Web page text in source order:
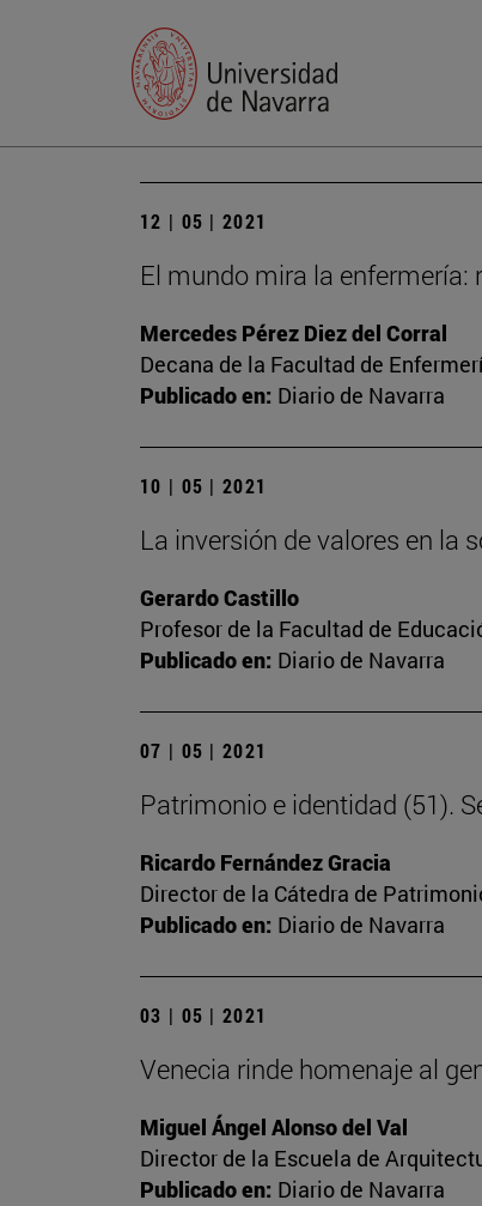
12 | 05 | 2021
El mundo mira la
Mercedes Pérez Diez del Corral
Decana de la Facultad de
Publicado en: Diario de Navarra
10 | 05 | 2021
La inversión de valores en la
Gerardo Castillo
Profesor de la Facultad de
Publicado en: Diario de Navarra
07 | 05 | 2021
Patrimonio e identidad (51).
Ricardo Fernández Gracia
Director de la Cátedra de
Publicado en: Diario de Navarra
03 | 05 | 2021
Venecia rinde homenaje al
Miguel Ángel Alonso del Val
Director de la Escuela de
Publicado en: Diario de Navarra